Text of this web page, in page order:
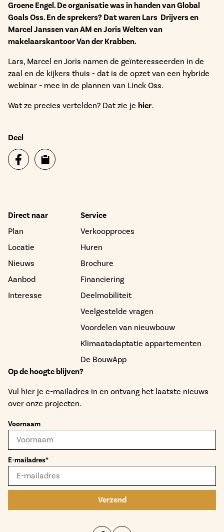
Groene Engel. De organisatie was in handen van Global
Goals Oss. En de sprekers? Dat waren Lars Drijvers en
Marcel Janssen van AM en Joris Welten van
makelaarskantoor Van der Krabben.
Lars, Marcel en Joris namen de geïnteresseerden in de
zaal en de kijkers thuis - dat is de opzet van een hybride
webinar - mee in de plannen van Linck Oss.
Wat ze precies vertelden? Dat zie je hier.
Deel
Direct naar
Plan
Locatie
Nieuws
Aanbod
Interesse
Service
Verkoopproces
Huren
Brochure
Financiering
Deelmobiliteit
Veelgestelde vragen
Voordelen van nieuwbouw
Klimaatadaptatie appartementen
De BouwApp
Op de hoogte blijven?
Vul hier je e-mailadres in en ontvang het laatste nieuws
over onze projecten.
Voornaam
E-mailadres*
Verzend